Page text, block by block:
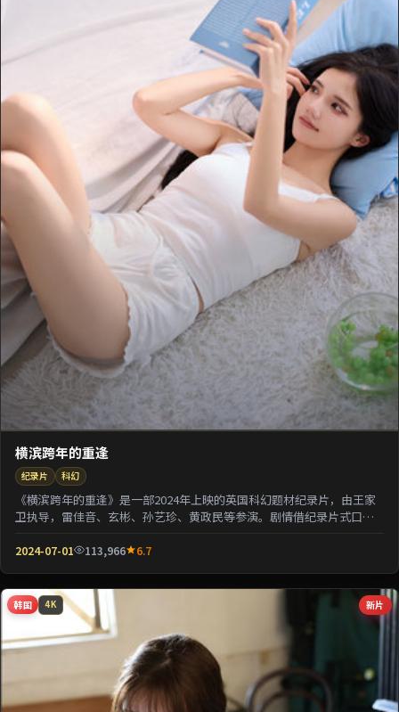
横滨跨年的重逢
纪录片 科幻
《横滨跨年的重逢》是一部2024年上映的英国科幻题材纪录片，由王家
卫执导，雷佳音、玄彬、孙艺珍、黄政民等参演。剧情借纪录片式口吻
2024-07-01 113,966 6.7
新片
韩国 4K